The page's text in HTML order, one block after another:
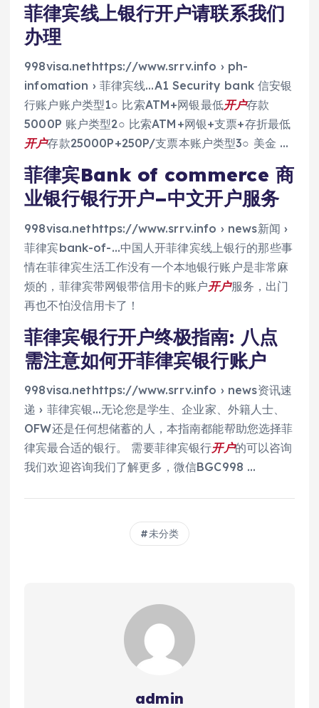
菲律宾线上银行开户请联系我们
办理
998visa.nethttps://www.srrv.info › ph-
infomation › 菲律宾线…A1 Security bank 信安银
行账户账户类型1○ 比索ATM+网银最低开户存款
5000P 账户类型2○ 比索ATM+网银+支票+存折最低
开户存款25000P+250P/支票本账户类型3○ 美金 …
菲律宾Bank of commerce 商
业银行银行开户–中文开户服务
998visa.nethttps://www.srrv.info › news新闻 ›
菲律宾bank-of-…中国人开菲律宾线上银行的那些事
情在菲律宾生活工作没有一个本地银行账户是非常麻
烦的，菲律宾带网银带信用卡的账户开户服务，出门
再也不怕没信用卡了！
菲律宾银行开户终极指南: 八点
需注意如何开菲律宾银行账户
998visa.nethttps://www.srrv.info › news资讯速
递 › 菲律宾银…无论您是学生、企业家、外籍人士、
OFW还是任何想储蓄的人，本指南都能帮助您选择菲
律宾最合适的银行。 需要菲律宾银行开户的可以咨询
我们欢迎咨询我们了解更多，微信BGC998 …
未分类
admin